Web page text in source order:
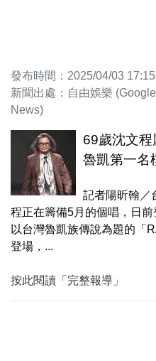
發布時間：2025/04/03 17:15
新聞出處：自由娛樂 (Google
News)
69歲沈文
魯凱第一名
記者陽昕翰／
程正在籌備5月的個唱，日
以台灣魯凱族傳說為題的「
登場，...
按此閱讀「完整報導」